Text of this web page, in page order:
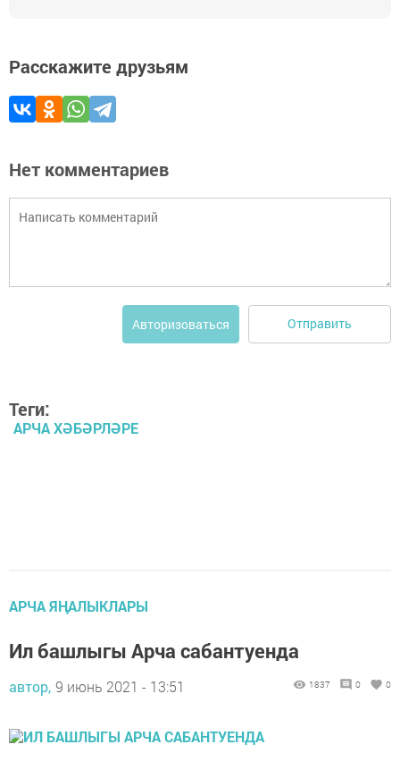
Расскажите друзьям
Нет комментариев
Авторизоваться Отправить
Теги:
АРЧА ХӘБӘРЛӘРЕ
АРЧА ЯҢАЛЫКЛАРЫ
Ил башлыгы Арча сабантуенда
автор, 9 июнь 2021 - 13:51 1837 0 0